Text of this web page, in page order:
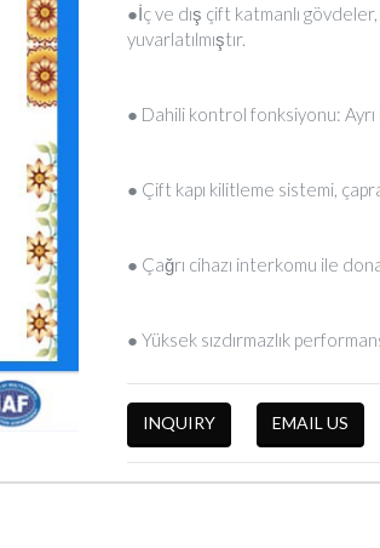
●İç ve dış çift katmanlı
yuvarlatılmıştır.
● Dahili kontrol fonksiyonu:
● Çift kapı kilitleme sistemi,
● Çağrı cihazı interkomu ile
● Yüksek sızdırmazlık
INQUIRY EMAIL US